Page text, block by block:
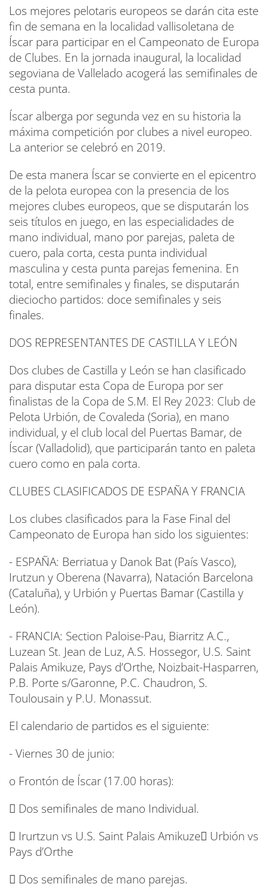
Los mejores pelotaris europeos se darán cita este
fin de semana en la localidad vallisoletana de
Íscar para participar en el Campeonato de Europa
de Clubes. En la jornada inaugural, la localidad
segoviana de Vallelado acogerá las semifinales de
cesta punta.
Íscar alberga por segunda vez en su historia la
máxima competición por clubes a nivel europeo.
La anterior se celebró en 2019.
De esta manera Íscar se convierte en el epicentro
de la pelota europea con la presencia de los
mejores clubes europeos, que se disputarán los
seis títulos en juego, en las especialidades de
mano individual, mano por parejas, paleta de
cuero, pala corta, cesta punta individual
masculina y cesta punta parejas femenina. En
total, entre semifinales y finales, se disputarán
dieciocho partidos: doce semifinales y seis
finales.
DOS REPRESENTANTES DE CASTILLA Y LEÓN
Dos clubes de Castilla y León se han clasificado
para disputar esta Copa de Europa por ser
finalistas de la Copa de S.M. El Rey 2023: Club de
Pelota Urbión, de Covaleda (Soria), en mano
individual, y el club local del Puertas Bamar, de
Íscar (Valladolid), que participarán tanto en paleta
cuero como en pala corta.
CLUBES CLASIFICADOS DE ESPAÑA Y FRANCIA
Los clubes clasificados para la Fase Final del
Campeonato de Europa han sido los siguientes:
- ESPAÑA: Berriatua y Danok Bat (País Vasco),
Irutzun y Oberena (Navarra), Natación Barcelona
(Cataluña), y Urbión y Puertas Bamar (Castilla y
León).
- FRANCIA: Section Paloise-Pau, Biarritz A.C.,
Luzean St. Jean de Luz, A.S. Hossegor, U.S. Saint
Palais Amikuze, Pays d’Orthe, Noizbait-Hasparren,
P.B. Porte s/Garonne, P.C. Chaudron, S.
Toulousain y P.U. Monassut.
El calendario de partidos es el siguiente:
- Viernes 30 de junio:
o Frontón de Íscar (17.00 horas):
 Dos semifinales de mano Individual.
 Irurtzun vs U.S. Saint Palais Amikuze Urbión vs
Pays d’Orthe
 Dos semifinales de mano parejas.